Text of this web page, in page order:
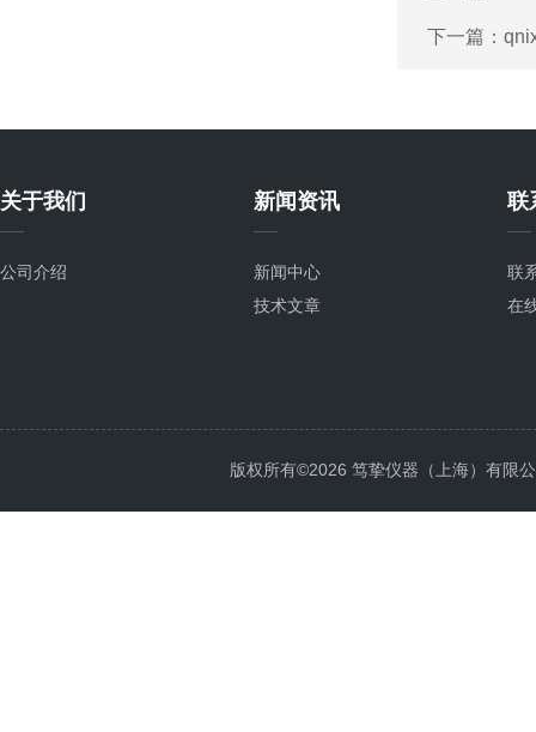
下一篇：
关于我们
公司介绍
新闻资讯
新闻中心
技术文章
联
联
在
版权所有©2026 笃挚仪器（上海）有限